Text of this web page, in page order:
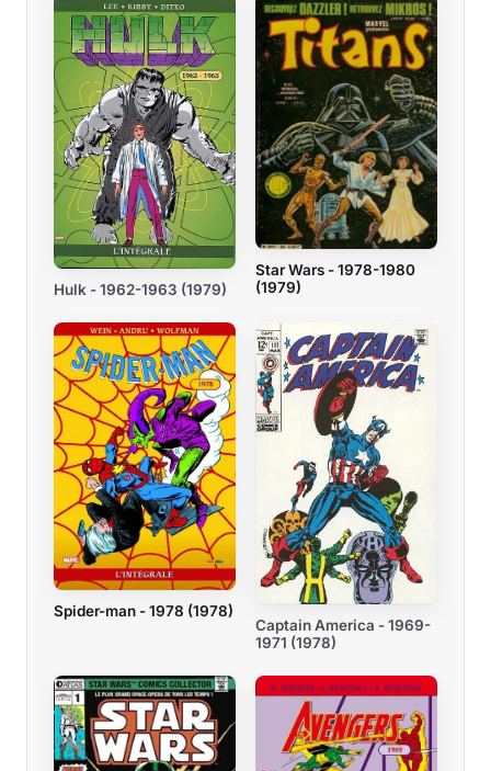
Hulk - 1962-1963 (1979)
Star Wars - 1978-1980
(1979)
Spider-man - 1978 (1978)
Captain America - 1969-
1971 (1978)